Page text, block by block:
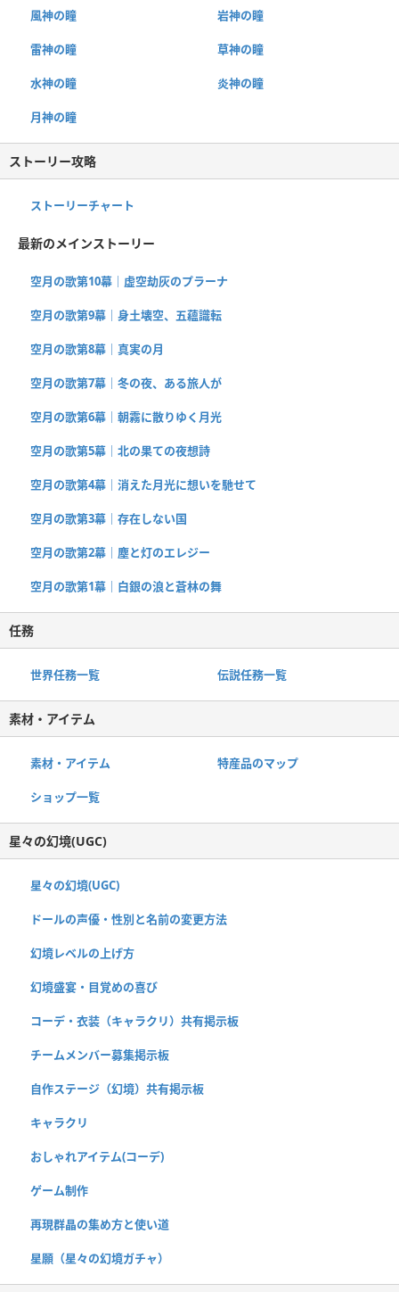
風神の瞳 岩神の瞳
雷神の瞳 草神の瞳
水神の瞳 炎神の瞳
月神の瞳
ストーリー攻略
ストーリーチャート
最新のメインストーリー
空月の歌第10幕｜虚空劫灰のプラーナ
空月の歌第9幕｜身土壊空、五蘊識転
空月の歌第8幕｜真実の月
空月の歌第7幕｜冬の夜、ある旅人が
空月の歌第6幕｜朝霧に散りゆく月光
空月の歌第5幕｜北の果ての夜想詩
空月の歌第4幕｜消えた月光に想いを馳せて
空月の歌第3幕｜存在しない国
空月の歌第2幕｜塵と灯のエレジー
空月の歌第1幕｜白銀の浪と蒼林の舞
任務
世界任務一覧 伝説任務一覧
素材・アイテム
素材・アイテム 特産品のマップ
ショップ一覧
星々の幻境(UGC)
星々の幻境(UGC)
ドールの声優・性別と名前の変更方法
幻境レベルの上げ方
幻境盛宴・目覚めの喜び
コーデ・衣装（キャラクリ）共有掲示板
チームメンバー募集掲示板
自作ステージ（幻境）共有掲示板
キャラクリ
おしゃれアイテム(コーデ)
ゲーム制作
再現群晶の集め方と使い道
星願（星々の幻境ガチャ）